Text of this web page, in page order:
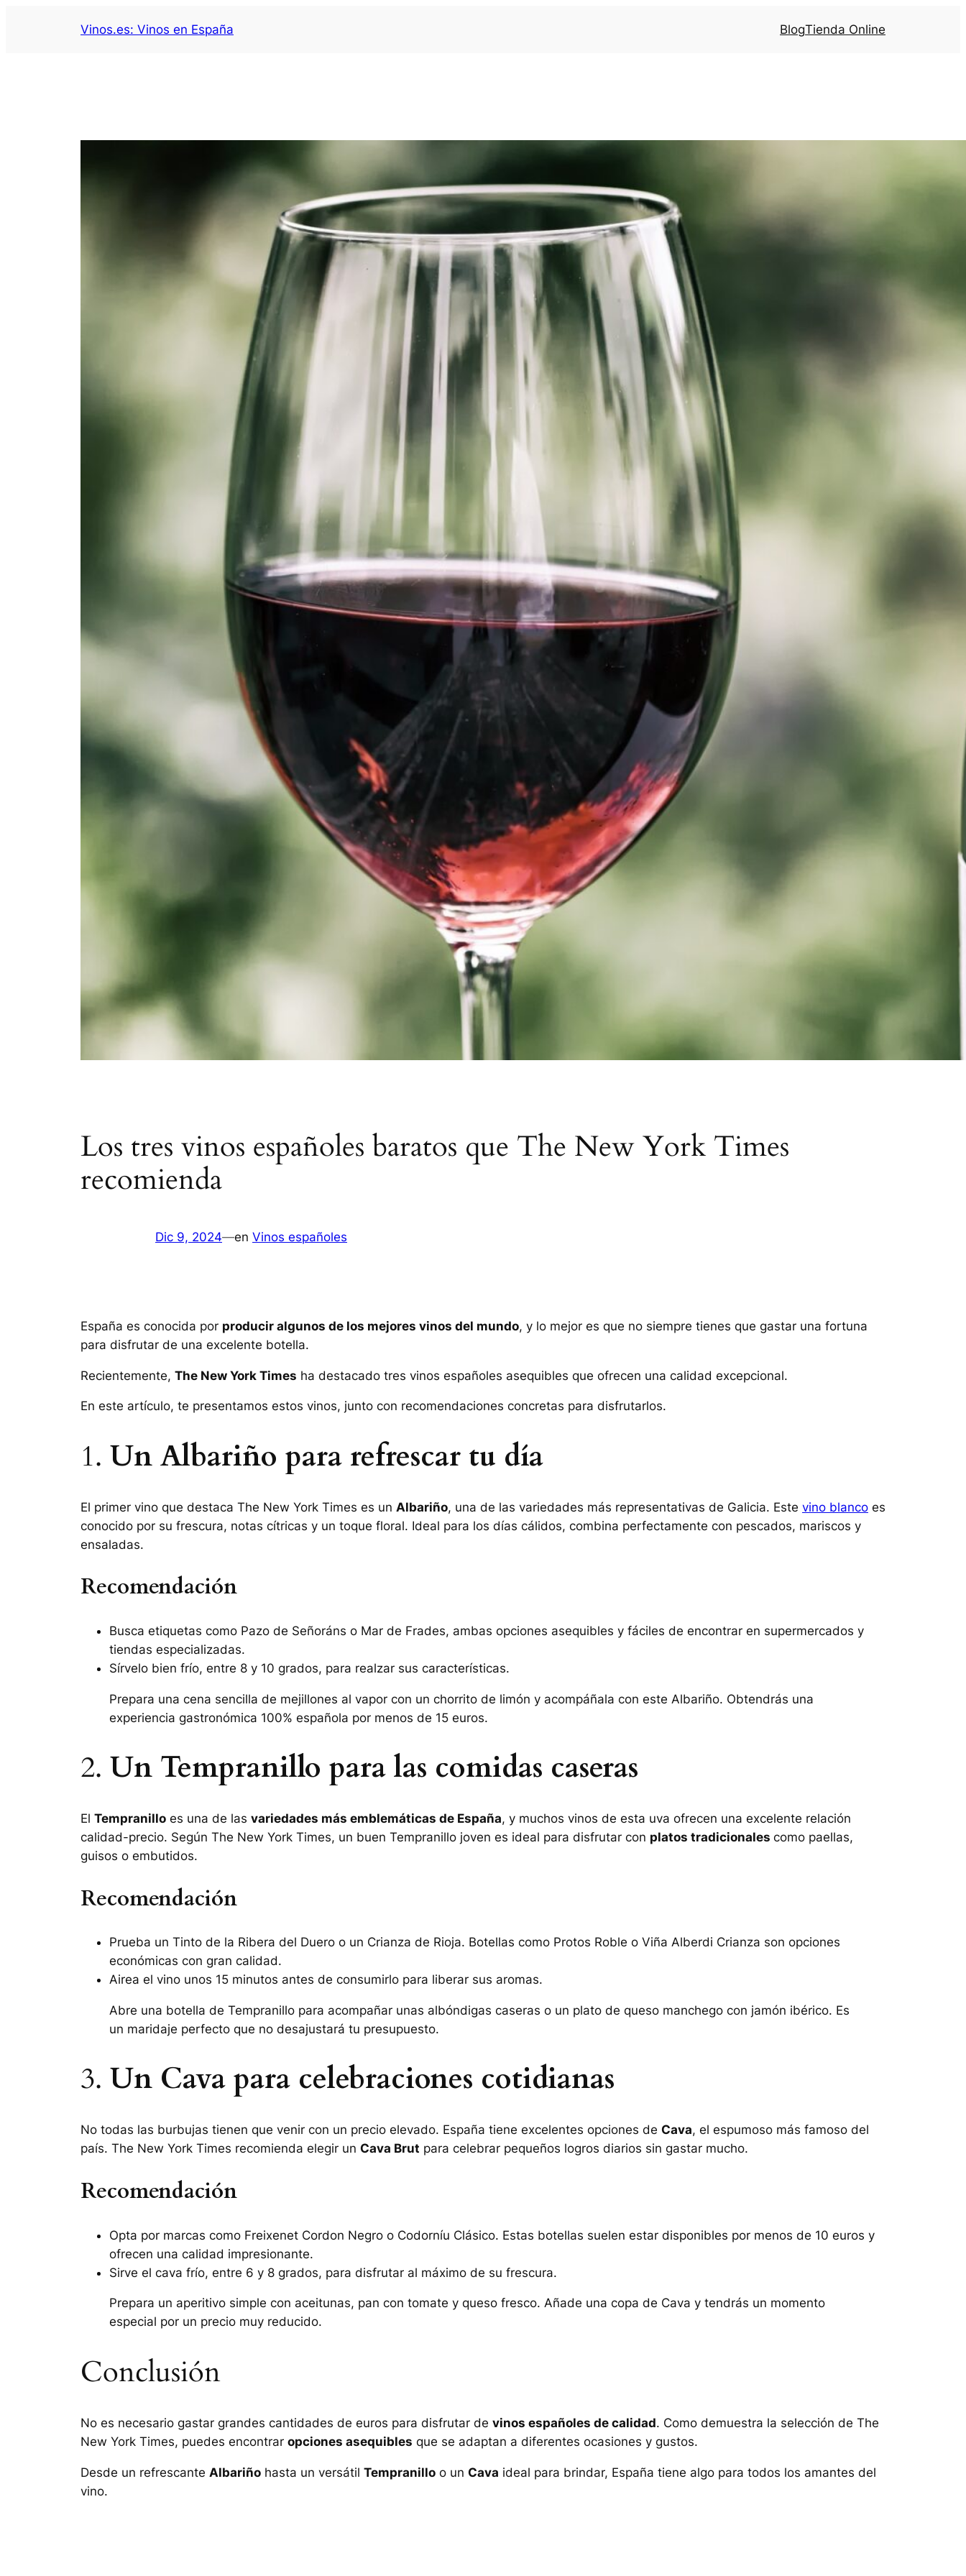
Vinos.es: Vinos en España BlogTienda Online
Los tres vinos españoles baratos que The New York Times
recomienda
Dic 9, 2024—en Vinos españoles
España es conocida por producir algunos de los mejores vinos del mundo, y lo mejor es que no siempre tienes que gastar una fortuna
para disfrutar de una excelente botella.
Recientemente, The New York Times ha destacado tres vinos españoles asequibles que ofrecen una calidad excepcional.
En este artículo, te presentamos estos vinos, junto con recomendaciones concretas para disfrutarlos.
1. Un Albariño para refrescar tu día
El primer vino que destaca The New York Times es un Albariño, una de las variedades más representativas de Galicia. Este vino blanco es
conocido por su frescura, notas cítricas y un toque floral. Ideal para los días cálidos, combina perfectamente con pescados, mariscos y
ensaladas.
Recomendación
Busca etiquetas como Pazo de Señoráns o Mar de Frades, ambas opciones asequibles y fáciles de encontrar en supermercados y
tiendas especializadas.
Sírvelo bien frío, entre 8 y 10 grados, para realzar sus características.
Prepara una cena sencilla de mejillones al vapor con un chorrito de limón y acompáñala con este Albariño. Obtendrás una
experiencia gastronómica 100% española por menos de 15 euros.
2. Un Tempranillo para las comidas caseras
El Tempranillo es una de las variedades más emblemáticas de España, y muchos vinos de esta uva ofrecen una excelente relación
calidad-precio. Según The New York Times, un buen Tempranillo joven es ideal para disfrutar con platos tradicionales como paellas,
guisos o embutidos.
Recomendación
Prueba un Tinto de la Ribera del Duero o un Crianza de Rioja. Botellas como Protos Roble o Viña Alberdi Crianza son opciones
económicas con gran calidad.
Airea el vino unos 15 minutos antes de consumirlo para liberar sus aromas.
Abre una botella de Tempranillo para acompañar unas albóndigas caseras o un plato de queso manchego con jamón ibérico. Es
un maridaje perfecto que no desajustará tu presupuesto.
3. Un Cava para celebraciones cotidianas
No todas las burbujas tienen que venir con un precio elevado. España tiene excelentes opciones de Cava, el espumoso más famoso del
país. The New York Times recomienda elegir un Cava Brut para celebrar pequeños logros diarios sin gastar mucho.
Recomendación
Opta por marcas como Freixenet Cordon Negro o Codorníu Clásico. Estas botellas suelen estar disponibles por menos de 10 euros y
ofrecen una calidad impresionante.
Sirve el cava frío, entre 6 y 8 grados, para disfrutar al máximo de su frescura.
Prepara un aperitivo simple con aceitunas, pan con tomate y queso fresco. Añade una copa de Cava y tendrás un momento
especial por un precio muy reducido.
Conclusión
No es necesario gastar grandes cantidades de euros para disfrutar de vinos españoles de calidad. Como demuestra la selección de The
New York Times, puedes encontrar opciones asequibles que se adaptan a diferentes ocasiones y gustos.
Desde un refrescante Albariño hasta un versátil Tempranillo o un Cava ideal para brindar, España tiene algo para todos los amantes del
vino.